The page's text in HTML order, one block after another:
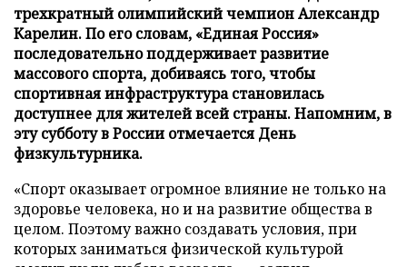
трехкратный олимпийский чемпион Александр
Карелин. По его словам, «Единая Россия»
последовательно поддерживает развитие
массового спорта, добиваясь того, чтобы
спортивная инфраструктура становилась
доступнее для жителей всей страны. Напомним, в
эту субботу в России отмечается День
физкультурника.
«Спорт оказывает огромное влияние не только на
здоровье человека, но и на развитие общества в
целом. Поэтому важно создавать условия, при
которых заниматься физической культурой